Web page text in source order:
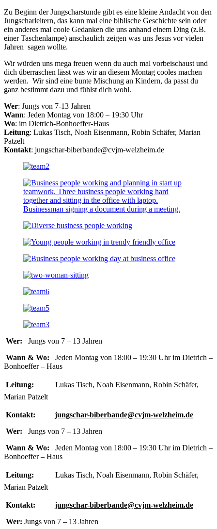
Zu Beginn der Jungscharstunde gibt es eine kleine Andacht von den
Jungscharleitern, das kann mal eine biblische Geschichte sein oder
ein anderes mal coole Gedanken die uns anhand einem Ding (z.B.
einer Taschenlampe) anschaulich zeigen was uns Jesus vor vielen
Jahren sagen wollte.
Wir würden uns mega freuen wenn du auch mal vorbeischaust und
dich überraschen lässt was wir an diesem Montag cooles machen
werden. Wir sind eine bunte Mischung an Kindern, da passt du
ganz bestimmt dazu und fühlst dich wohl.
Wer: Jungs von 7-13 Jahren
Wann: Jeden Montag von 18:00 – 19:30 Uhr
Wo: im Dietrich-Bonhoeffer-Haus
Leitung: Lukas Tisch, Noah Eisenmann, Robin Schäfer, Marian
Patzelt
Kontakt: jungschar-biberbande@cvjm-welzheim.de
Wer: Jungs von 7 – 13 Jahren
Wann & Wo: Jeden Montag von 18:00 – 19:30 Uhr im Dietrich –
Bonhoeffer – Haus
Leitung: Lukas Tisch, Noah Eisenmann, Robin Schäfer,
Marian Patzelt
Kontakt:
jungschar-biberbande@cvjm-welzheim.de
Wer: Jungs von 7 – 13 Jahren
Wann & Wo: Jeden Montag von 18:00 – 19:30 Uhr im Dietrich –
Bonhoeffer – Haus
Leitung: Lukas Tisch, Noah Eisenmann, Robin Schäfer,
Marian Patzelt
Kontakt:
jungschar-biberbande@cvjm-welzheim.de
Wer: Jungs von 7 – 13 Jahren